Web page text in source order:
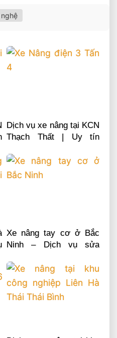
Dịch vụ xe nâng tại KCN
Thạch Thất | Uy tín
0868481555
Xe nâng tay cơ ở Bắc
Ninh – Dịch vụ sửa